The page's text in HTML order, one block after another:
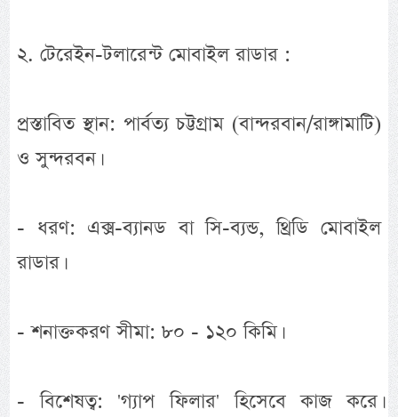
২. টেরেইন-টলারেন্ট মোবাইল রাডার :
প্রস্তাবিত স্থান: পার্বত্য চট্টগ্রাম (বান্দরবান/রাঙ্গামাটি)
ও সুন্দরবন।
- ধরণ: এক্স-ব্যানড বা সি-ব্যন্ড, থ্রিডি মোবাইল
রাডার।
- শনাক্তকরণ সীমা: ৮০ - ১২০ কিমি।
- বিশেষত্ব: 'গ্যাপ ফিলার' হিসেবে কাজ করে।